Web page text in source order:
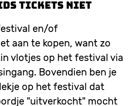
tickets niet
en/of
aan te kopen, want zo
vlotjes op het festival via
Bovendien ben je
op het festival dat
"uitverkocht" mocht